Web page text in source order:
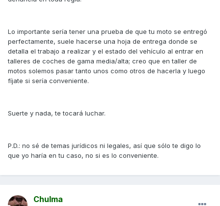
Lo importante sería tener una prueba de que tu moto se entregó
perfectamente, suele hacerse una hoja de entrega donde se
detalla el trabajo a realizar y el estado del vehículo al entrar en
talleres de coches de gama media/alta; creo que en taller de
motos solemos pasar tanto unos como otros de hacerla y luego
fíjate si sería conveniente.
Suerte y nada, te tocará luchar.
P.D.: no sé de temas jurídicos ni legales, así que sólo te digo lo
que yo haría en tu caso, no si es lo conveniente.
Chulma